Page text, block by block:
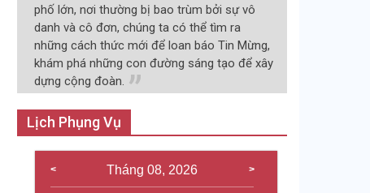
phố lớn, nơi thường bị bao trùm bởi sự vô
danh và cô đơn, chúng ta có thể tìm ra
những cách thức mới để loan báo Tin Mừng,
khám phá những con đường sáng tạo để xây
dựng cộng đoàn.
Lịch Phụng Vụ
Tháng 08, 2026